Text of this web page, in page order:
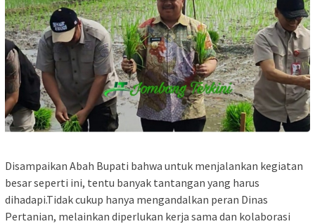
Disampaikan Abah Bupati bahwa untuk menjalankan kegiatan
besar seperti ini, tentu banyak tantangan yang harus
dihadapi.Tidak cukup hanya mengandalkan peran Dinas
Pertanian, melainkan diperlukan kerja sama dan kolaborasi